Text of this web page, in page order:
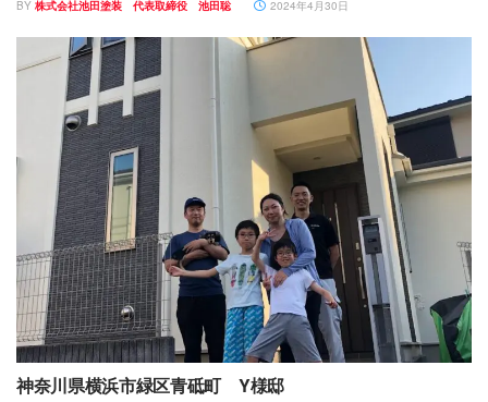
BY 株式会社池田塗装 代表取締役 池田聡 2024年4月30日
神奈川県横浜市緑区青砥町 Y様邸